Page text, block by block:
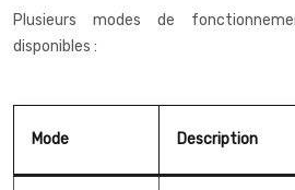
Plusieurs modes de
disponibles :
Mode Description